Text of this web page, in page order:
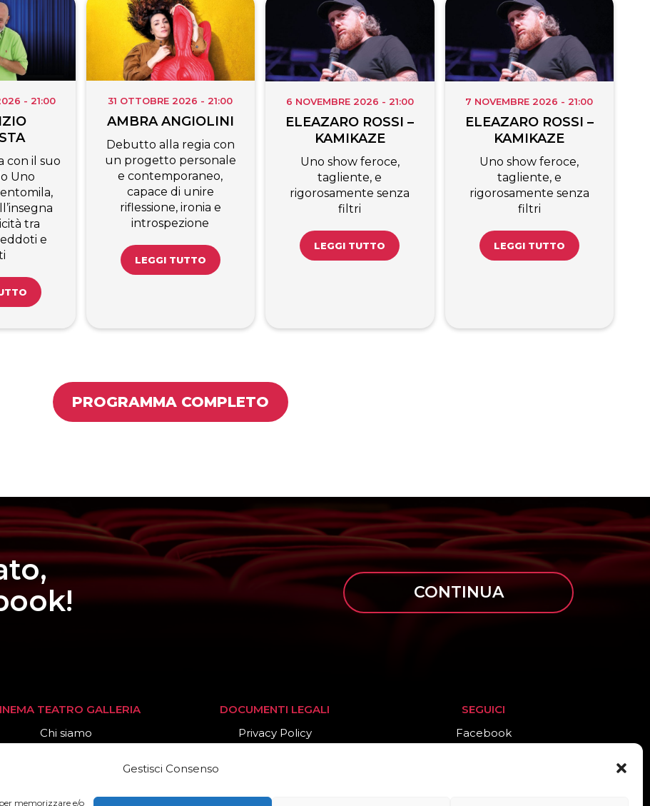
Gestisci Consenso
memorizzare e/o
- 21:00
con il suo
Uno
tra
e
31 OTTOBRE 2026 - 21:00
AMBRA ANGIOLINI
Debutto alla regia con
un progetto personale
e contemporaneo,
capace di unire
riflessione, ironia e
introspezione
LEGGI TUTTO
6 NOVEMBRE 2026 - 21:00
ELEAZARO ROSSI –
KAMIKAZE
Uno show feroce,
tagliente, e
rigorosamente senza
filtri
LEGGI TUTTO
7 NOVEMBRE 2026 - 21:00
ELEAZARO ROSSI –
KAMIKAZE
Uno show feroce,
tagliente, e
rigorosamente senza
filtri
LEGGI TUTTO
PROGRAMMA COMPLETO
CONTINUA
TEATRO GALLERIA
Chi siamo
DOCUMENTI LEGALI
Privacy Policy
SEGUICI
Facebook